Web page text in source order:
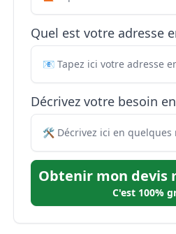
Quel est votre adresse
Décrivez votre besoin
Obtenir mon devis
C'est 100%